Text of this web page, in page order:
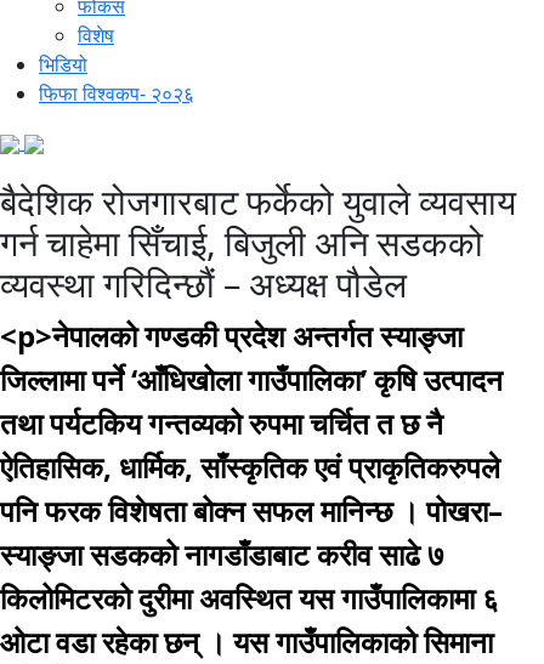
फोकस
विशेष
भिडियो
फिफा विश्वकप- २०२६
बैदेशिक रोजगारबाट फर्केको युवाले व्यवसाय
गर्न चाहेमा सिँचाई, बिजुली अनि सडकको
व्यवस्था गरिदिन्छौं – अध्यक्ष पौडेल
<p>नेपालको गण्डकी प्रदेश अन्तर्गत स्याङ्जा
जिल्लामा पर्ने ‘आँधिखोला गाउँपालिका’ कृषि उत्पादन
तथा पर्यटकिय गन्तव्यको रुपमा चर्चित त छ नै
ऐतिहासिक, धार्मिक, साँस्कृतिक एवं प्राकृतिकरुपले
पनि फरक विशेषता बोक्न सफल मानिन्छ । पोखरा–
स्याङ्जा सडकको नागडाँडाबाट करीव साढे ७
किलोमिटरको दुरीमा अवस्थित यस गाउँपालिकामा ६
ओटा वडा रहेका छन् । यस गाउँपालिकाको सिमाना